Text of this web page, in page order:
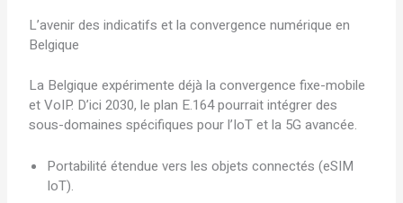
L’avenir des indicatifs et la convergence numérique en
Belgique
La Belgique expérimente déjà la convergence fixe-mobile
et VoIP. D’ici 2030, le plan E.164 pourrait intégrer des
sous-domaines spécifiques pour l’IoT et la 5G avancée.
Portabilité étendue vers les objets connectés (eSIM
IoT).